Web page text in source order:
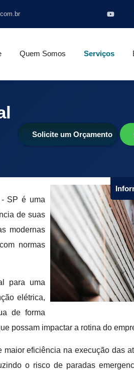
Quem Somos Serviços
Solicite um Orçamento
- SP é uma
de suas
modernas
normas
para uma
elétrica,
de forma
possam impactar a rotina do
eficiência na execução das
o risco de paradas